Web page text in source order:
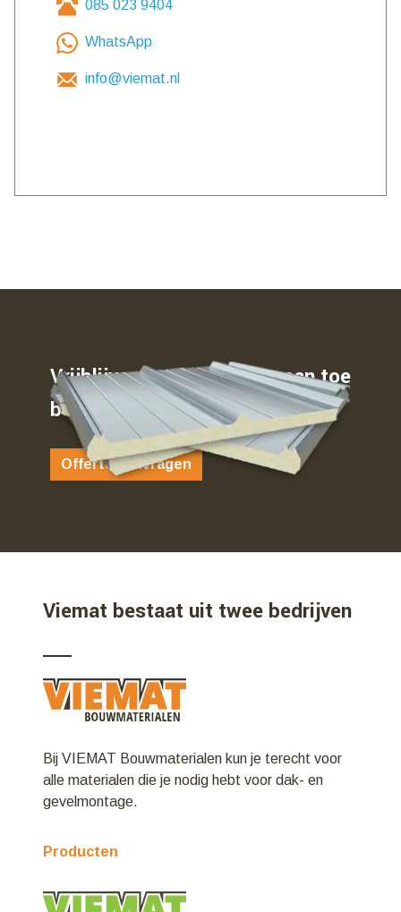
085 023 9404
WhatsApp
info@viemat.nl
Vrijblijvend weten waar u aan toe
bent…
Offerte aanvragen
Viemat bestaat uit twee bedrijven
Bij VIEMAT Bouwmaterialen kun je terecht voor
alle materialen die je nodig hebt voor dak- en
gevelmontage.
Producten